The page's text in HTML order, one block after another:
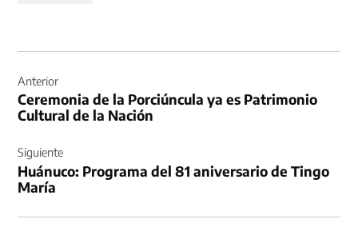
de
entradas
Anterior
Ceremonia de la Porciúncula ya es Patrimonio
Cultural de la Nación
Siguiente
Huánuco: Programa del 81 aniversario de Tingo
María